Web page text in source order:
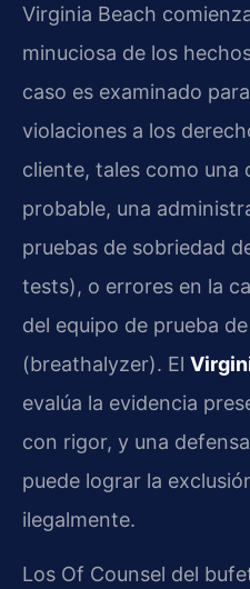
Virginia Beach
minuciosa de los
caso es examinado
violaciones a los
cliente, tales como una
probable, una
pruebas de sobriedad
tests), o errores en la
del equipo de prueba
(breathalyzer). El
evalúa la evidencia
con rigor, y una
puede lograr la
ilegalmente.
Los Of Counsel del